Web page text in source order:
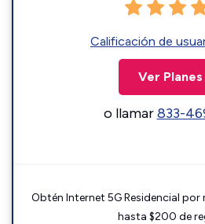
Calificación de
Ver Planes
o llamar833-
Obtén Internet 5G Residencial
hasta $200 de